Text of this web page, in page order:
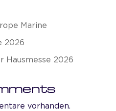
Marine
2026
Hausmesse 2026
vorhanden.